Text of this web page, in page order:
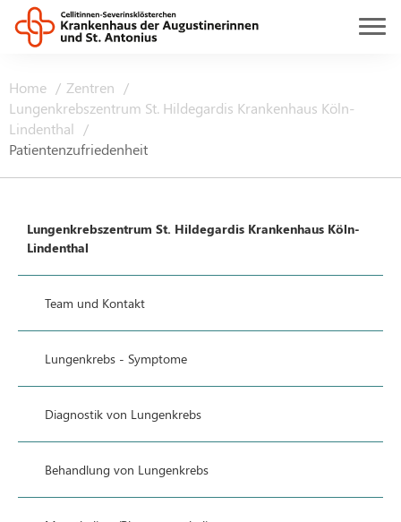
Home
Zentren
Lungenkrebszentrum St. Hildegardis Krankenhaus Köln-
Lindenthal
Patientenzufriedenheit
Lungenkrebszentrum St. Hildegardis Krankenhaus Köln-
Lindenthal
Team und Kontakt
Lungenkrebs - Symptome
Diagnostik von Lungenkrebs
Behandlung von Lungenkrebs